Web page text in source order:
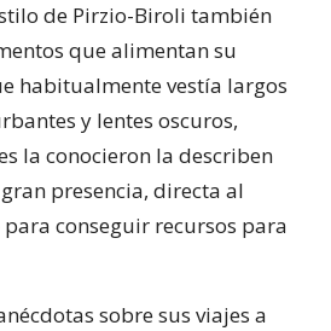
de Pirzio-Biroli también
que alimentan su
habitualmente vestía largos
y lentes oscuros,
la conocieron la describen
presencia, directa al
conseguir recursos para
sobre sus viajes a